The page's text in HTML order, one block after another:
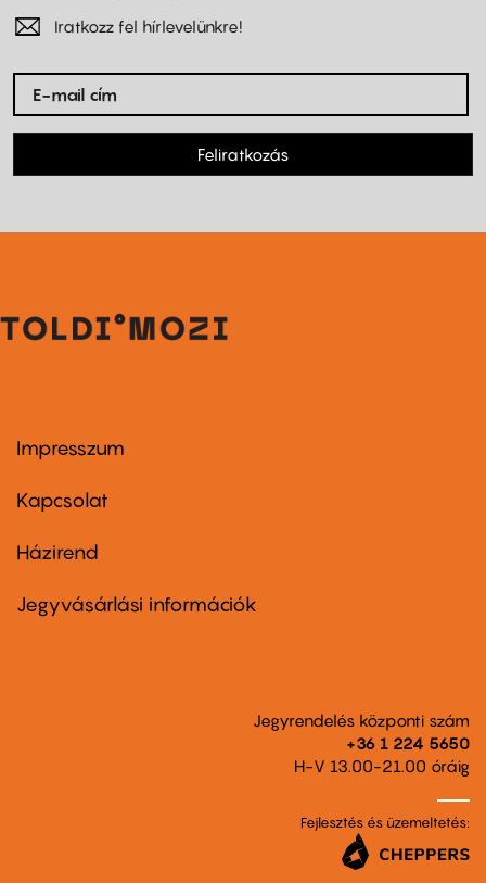
Iratkozz fel hírlevelünkre!
Feliratkozás
Footer
first
Impresszum
Kapcsolat
Footer
second
Házirend
Jegyvásárlási információk
Jegyrendelés központi szám
+36 1 224 5650
H-V 13.00-21.00 óráig
Fejlesztés és üzemeltetés: